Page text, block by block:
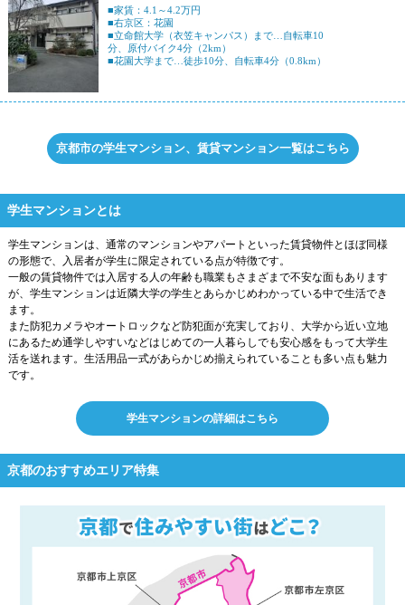
■家賃：4.1～4.2万円
■右京区：花園
■立命館大学（衣笠キャンパス）まで…自転車10
分、原付バイク4分（2km）
■花園大学まで…徒歩10分、自転車4分（0.8km）
京都市の学生マンション、賃貸マンション一覧はこちら
学生マンションとは
学生マンションは、通常のマンションやアパートといった賃貸物件とほぼ同様
の形態で、入居者が学生に限定されている点が特徴です。
一般の賃貸物件では入居する人の年齢も職業もさまざまで不安な面もあります
が、学生マンションは近隣大学の学生とあらかじめわかっている中で生活でき
ます。
また防犯カメラやオートロックなど防犯面が充実しており、大学から近い立地
にあるため通学しやすいなどはじめての一人暮らしでも安心感をもって大学生
活を送れます。生活用品一式があらかじめ揃えられていることも多い点も魅力
です。
学生マンションの詳細はこちら
京都のおすすめエリア特集